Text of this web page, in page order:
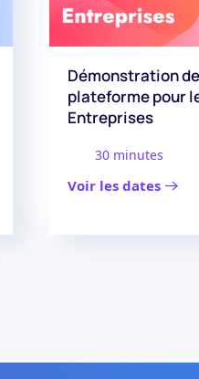
Démonstration
plateforme pour
Entreprises
30 minutes
Voir les dates